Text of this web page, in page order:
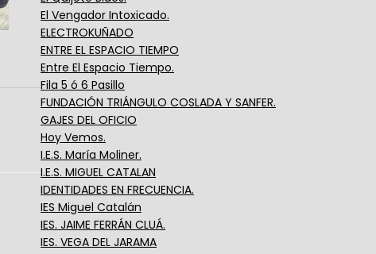
El Vengador Intoxicado.
ELECTROKUÑADO
ENTRE EL ESPACIO TIEMPO
Entre El Espacio Tiempo.
Fila 5 ó 6 Pasillo
FUNDACIÓN TRIÁNGULO COSLADA Y SANFER.
GAJES DEL OFICIO
Hoy Vemos.
I.E.S. María Moliner.
I.E.S. MIGUEL CATALAN
IDENTIDADES EN FRECUENCIA.
IES Miguel Catalán
IES. JAIME FERRÁN CLUÁ.
IES. VEGA DEL JARAMA